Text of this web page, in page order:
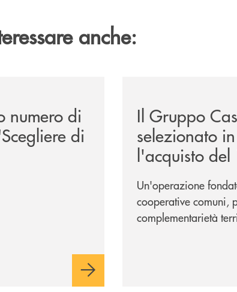
anche:
numero di
di
Il Gruppo
selezionato
l'acquisto del
Cambiano
Un'operazione
cooperative comuni,
complementarietà